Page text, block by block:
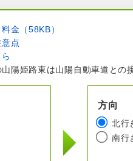
金（58KB）
点
陽姫路東は山陽自動車道との
方向
北行
南行